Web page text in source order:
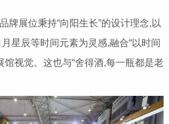
牌展位秉持“向阳生长”的设计理念,以
星辰等时间元素为灵感,融合“以时间
馆视觉。这也与“舍得酒,每一瓶都是老